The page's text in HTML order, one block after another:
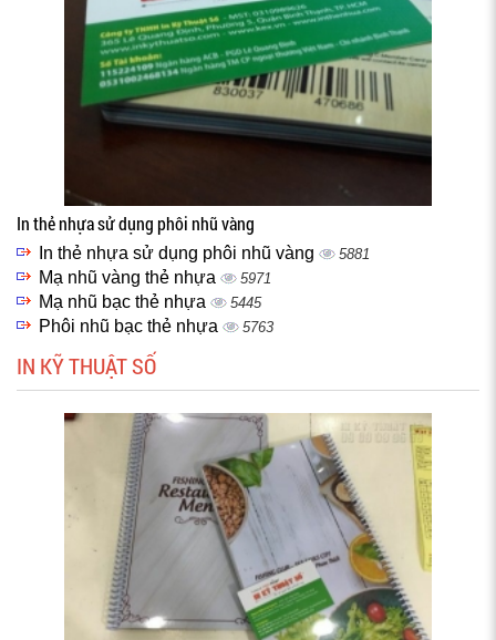
In thẻ nhựa sử dụng phôi nhũ vàng
In thẻ nhựa sử dụng phôi nhũ vàng 5881
Mạ nhũ vàng thẻ nhựa 5971
Mạ nhũ bạc thẻ nhựa 5445
Phôi nhũ bạc thẻ nhựa 5763
IN KỸ THUẬT SỐ